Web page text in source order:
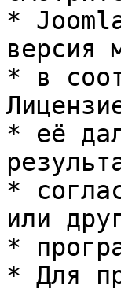
*
версия
* в
* её
*
или
*
* Для